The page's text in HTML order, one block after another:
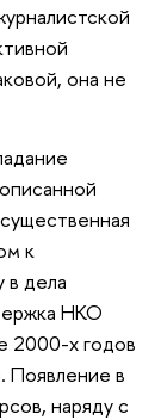
она не
к
в дела
НКО
2000-х годов
Появление в
наряду с